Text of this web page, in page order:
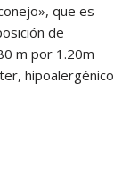
que es
de
m por 1.20m
hipoalergénico